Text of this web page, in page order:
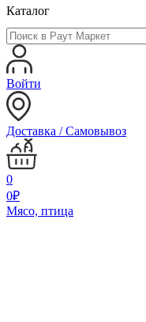
Каталог
Войти
Доставка / Самовывоз
0
0₽
Мясо, птица